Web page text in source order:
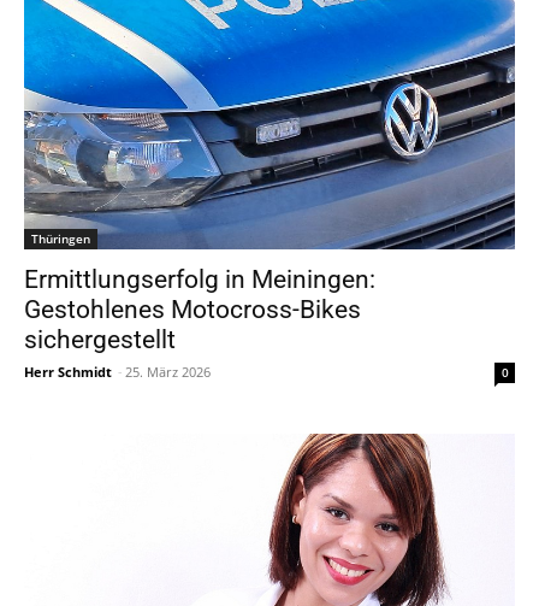
Thüringen
Ermittlungserfolg in Meiningen:
Gestohlenes Motocross-Bikes
sichergestellt
Herr Schmidt - 25. März 2026 0